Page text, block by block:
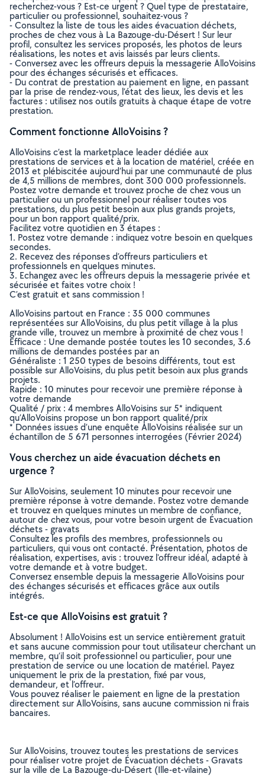
recherchez-vous ? Est-ce urgent ? Quel type de prestataire,
particulier ou professionnel, souhaitez-vous ?
- Consultez la liste de tous les aides évacuation déchets,
proches de chez vous à La Bazouge-du-Désert ! Sur leur
profil, consultez les services proposés, les photos de leurs
réalisations, les notes et avis laissés par leurs clients.
- Conversez avec les offreurs depuis la messagerie AlloVoisins
pour des échanges sécurisés et efficaces.
- Du contrat de prestation au paiement en ligne, en passant
par la prise de rendez-vous, l’état des lieux, les devis et les
factures : utilisez nos outils gratuits à chaque étape de votre
prestation.
Comment fonctionne AlloVoisins ?
AlloVoisins c’est la marketplace leader dédiée aux
prestations de services et à la location de matériel, créée en
2013 et plébiscitée aujourd’hui par une communauté de plus
de 4,5 millions de membres, dont 300 000 professionnels.
Postez votre demande et trouvez proche de chez vous un
particulier ou un professionnel pour réaliser toutes vos
prestations, du plus petit besoin aux plus grands projets,
pour un bon rapport qualité/prix.
Facilitez votre quotidien en 3 étapes :
1. Postez votre demande : indiquez votre besoin en quelques
secondes.
2. Recevez des réponses d’offreurs particuliers et
professionnels en quelques minutes.
3. Echangez avec les offreurs depuis la messagerie privée et
sécurisée et faites votre choix !
C’est gratuit et sans commission !
AlloVoisins partout en France : 35 000 communes
représentées sur AlloVoisins, du plus petit village à la plus
grande ville, trouvez un membre à proximité de chez vous !
Efficace : Une demande postée toutes les 10 secondes, 3.6
millions de demandes postées par an
Généraliste : 1 250 types de besoins différents, tout est
possible sur AlloVoisins, du plus petit besoin aux plus grands
projets.
Rapide : 10 minutes pour recevoir une première réponse à
votre demande
Qualité / prix : 4 membres AlloVoisins sur 5* indiquent
qu’AlloVoisins propose un bon rapport qualité/prix
* Données issues d’une enquête AlloVoisins réalisée sur un
échantillon de 5 671 personnes interrogées (Février 2024)
Vous cherchez un aide évacuation déchets en
urgence ?
Sur AlloVoisins, seulement 10 minutes pour recevoir une
première réponse à votre demande. Postez votre demande
et trouvez en quelques minutes un membre de confiance,
autour de chez vous, pour votre besoin urgent de Évacuation
déchets - gravats
Consultez les profils des membres, professionnels ou
particuliers, qui vous ont contacté. Présentation, photos de
réalisation, expertises, avis : trouvez l'offreur idéal, adapté à
votre demande et à votre budget.
Conversez ensemble depuis la messagerie AlloVoisins pour
des échanges sécurisés et efficaces grâce aux outils
intégrés.
Est-ce que AlloVoisins est gratuit ?
Absolument ! AlloVoisins est un service entièrement gratuit
et sans aucune commission pour tout utilisateur cherchant un
membre, qu’il soit professionnel ou particulier, pour une
prestation de service ou une location de matériel. Payez
uniquement le prix de la prestation, fixé par vous,
demandeur, et l’offreur.
Vous pouvez réaliser le paiement en ligne de la prestation
directement sur AlloVoisins, sans aucune commission ni frais
bancaires.
Sur AlloVoisins, trouvez toutes les prestations de services
pour réaliser votre projet de Évacuation déchets - Gravats
sur la ville de La Bazouge-du-Désert (Ille-et-vilaine)